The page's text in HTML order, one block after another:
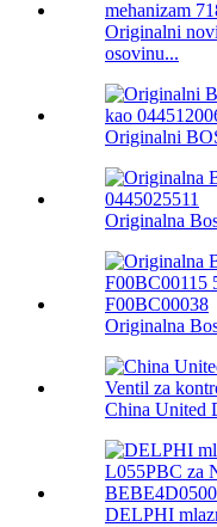
Originalni
osovinu...
Originalni
Originalna
Originalna
China United
DELPHI